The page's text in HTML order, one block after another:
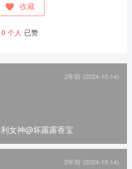
收藏
0 个人 已赞
2年前 (2024-10-14)
女神@坏露露香宝
2年前 (2024-10-14)